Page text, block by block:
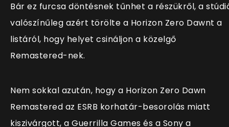
Bár ez furcsa döntésnek tűnhet a részükről, a
valószínűleg azért törölte a Horizon Zero Dawnt a
listáról, hogy helyet csináljon a közelgő
Remastered-nek.
Nem sokkal azután, hogy a Horizon Zero Dawn
Remastered az ESRB korhatár-besorolás miatt
kiszivárgott, a Guerrilla Games és a Sony a